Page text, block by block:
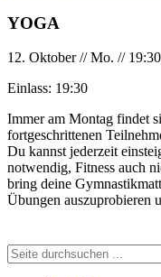
YOGA
12. Oktober//Mo. // 19:30
Einlass: 19:30
Immer am Montag findet
fortgeschrittenen
Du kannst jederzeit
notwendig, Fitness auch
bring deine
Übungen auszuprobieren